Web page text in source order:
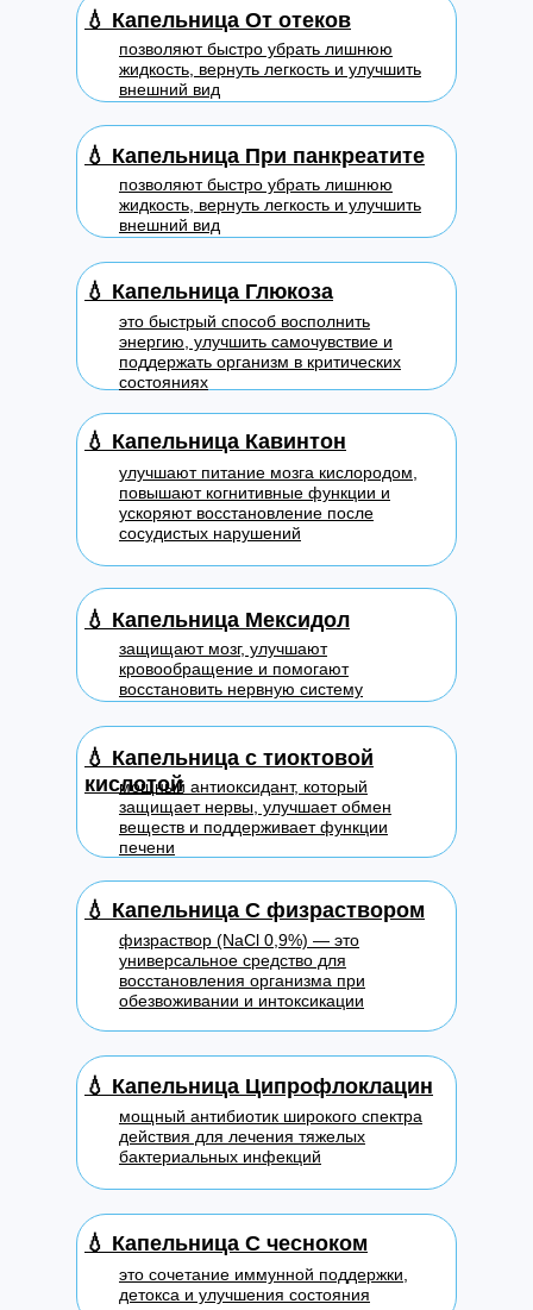
💧 Капельница От отеков
позволяют быстро убрать лишнюю
жидкость, вернуть легкость и улучшить
внешний вид
💧 Капельница При панкреатите
позволяют быстро убрать лишнюю
жидкость, вернуть легкость и улучшить
внешний вид
💧 Капельница Глюкоза
это быстрый способ восполнить
энергию, улучшить самочувствие и
поддержать организм в критических
состояниях
💧 Капельница Кавинтон
улучшают питание мозга кислородом,
повышают когнитивные функции и
ускоряют восстановление после
сосудистых нарушений
💧 Капельница Ципрофлоклацин
мощный антибиотик широкого спектра
действия для лечения тяжелых
бактериальных инфекций
💧 Капельница С чесноком
это сочетание иммунной поддержки,
детокса и улучшения состояния
💧 Капельница Мексидол
защищают мозг, улучшают
кровообращение и помогают
восстановить нервную систему
💧 Капельница С физраствором
физраствор (NaCl 0,9%) — это
универсальное средство для
восстановления организма при
обезвоживании и интоксикации
💧 Капельница с тиоктовой
кислотой
мощный антиоксидант, который
защищает нервы, улучшает обмен
веществ и поддерживает функции
печени